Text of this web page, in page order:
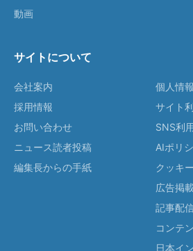
動画
サイトについて
会社案内
採用情報
お問い合わせ
ニュース読者投稿
編集長からの手紙
個人情
サイト
SNS利
AIポリ
クッキ
広告掲載
記事配
コンテ
日本イ